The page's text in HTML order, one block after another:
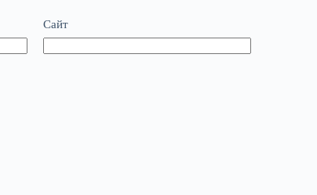
Сайт